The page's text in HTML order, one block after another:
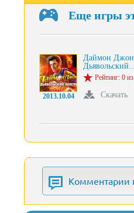
Еще игры
2013.10.04
Даймон
Рейтинг: 0
Скачать
Комментарии